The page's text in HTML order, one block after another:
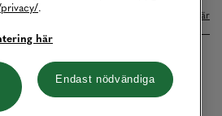
sköts i samarbete med Klarna. Läs mer här
.
här
Endast nödvändiga